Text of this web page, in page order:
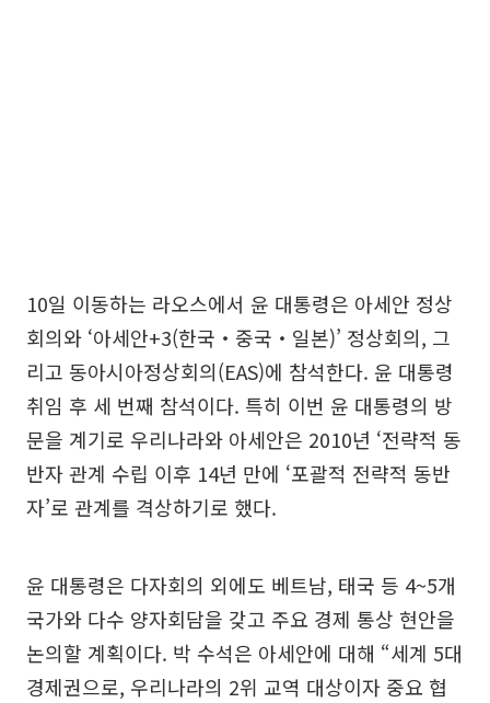
10일 이동하는 라오스에서 윤 대통령은 아세안 정상
회의와 ‘아세안+3(한국‧중국‧일본)’ 정상회의, 그
리고 동아시아정상회의(EAS)에 참석한다. 윤 대통령
취임 후 세 번째 참석이다. 특히 이번 윤 대통령의 방
문을 계기로 우리나라와 아세안은 2010년 ‘전략적 동
반자 관계 수립 이후 14년 만에 ‘포괄적 전략적 동반
자’로 관계를 격상하기로 했다.
윤 대통령은 다자회의 외에도 베트남, 태국 등 4~5개
국가와 다수 양자회담을 갖고 주요 경제 통상 현안을
논의할 계획이다. 박 수석은 아세안에 대해 “세계 5대
경제권으로, 우리나라의 2위 교역 대상이자 중요 협